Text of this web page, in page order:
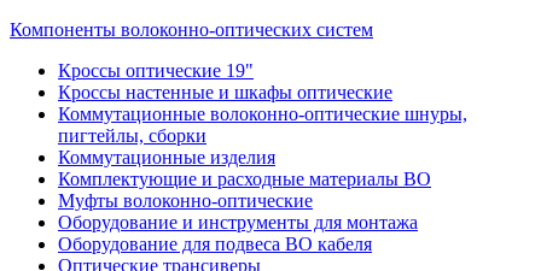
Компоненты волоконно-оптических систем
Кроссы оптические 19"
Кроссы настенные и шкафы оптические
Коммутационные волоконно-оптические шнуры,
пигтейлы, сборки
Коммутационные изделия
Комплектующие и расходные материалы ВО
Муфты волоконно-оптические
Оборудование и инструменты для монтажа
Оборудование для подвеса ВО кабеля
Оптические трансиверы